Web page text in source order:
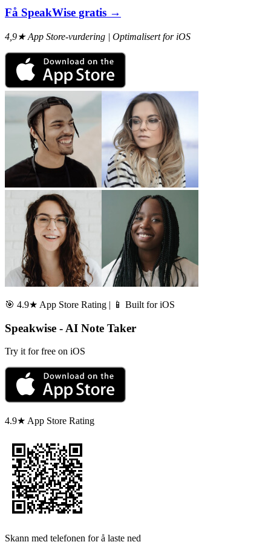
Få SpeakWise gratis →
4,9★ App Store-vurdering | Optimalisert for iOS
🎯 4.9★ App Store Rating | 📱 Built for iOS
Speakwise - AI Note Taker
Try it for free on iOS
4.9★ App Store Rating
Skann med telefonen for å laste ned